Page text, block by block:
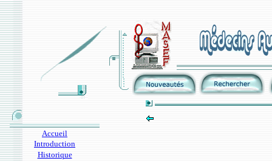
Accueil
Introduction
Historique